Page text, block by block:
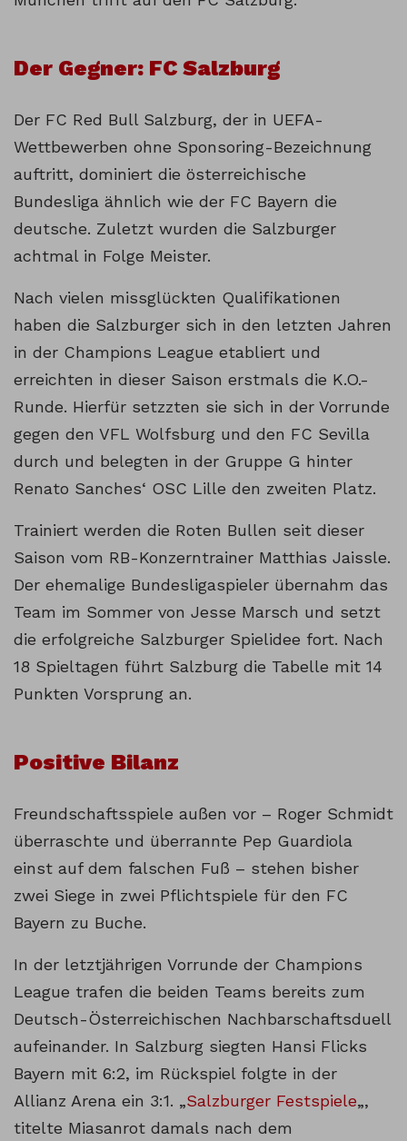
Der Gegner: FC Salzburg
Der FC Red Bull Salzburg, der in UEFA-
Wettbewerben ohne Sponsoring-Bezeichnung
auftritt, dominiert die österreichische
Bundesliga ähnlich wie der FC Bayern die
deutsche. Zuletzt wurden die Salzburger
achtmal in Folge Meister.
Nach vielen missglückten Qualifikationen
haben die Salzburger sich in den letzten Jahren
in der Champions League etabliert und
erreichten in dieser Saison erstmals die K.O.-
Runde. Hierfür setzzten sie sich in der Vorrunde
gegen den VFL Wolfsburg und den FC Sevilla
durch und belegten in der Gruppe G hinter
Renato Sanches‘ OSC Lille den zweiten Platz.
Trainiert werden die Roten Bullen seit dieser
Saison vom RB-Konzerntrainer Matthias Jaissle.
Der ehemalige Bundesligaspieler übernahm das
Team im Sommer von Jesse Marsch und setzt
die erfolgreiche Salzburger Spielidee fort. Nach
18 Spieltagen führt Salzburg die Tabelle mit 14
Punkten Vorsprung an.
Positive Bilanz
Freundschaftsspiele außen vor – Roger Schmidt
überraschte und überrannte Pep Guardiola
einst auf dem falschen Fuß – stehen bisher
zwei Siege in zwei Pflichtspiele für den FC
Bayern zu Buche.
In der letztjährigen Vorrunde der Champions
League trafen die beiden Teams bereits zum
Deutsch-Österreichischen Nachbarschaftsduell
aufeinander. In Salzburg siegten Hansi Flicks
Bayern mit 6:2, im Rückspiel folgte in der
Allianz Arena ein 3:1. „Salzburger Festspiele„,
titelte Miasanrot damals nach dem